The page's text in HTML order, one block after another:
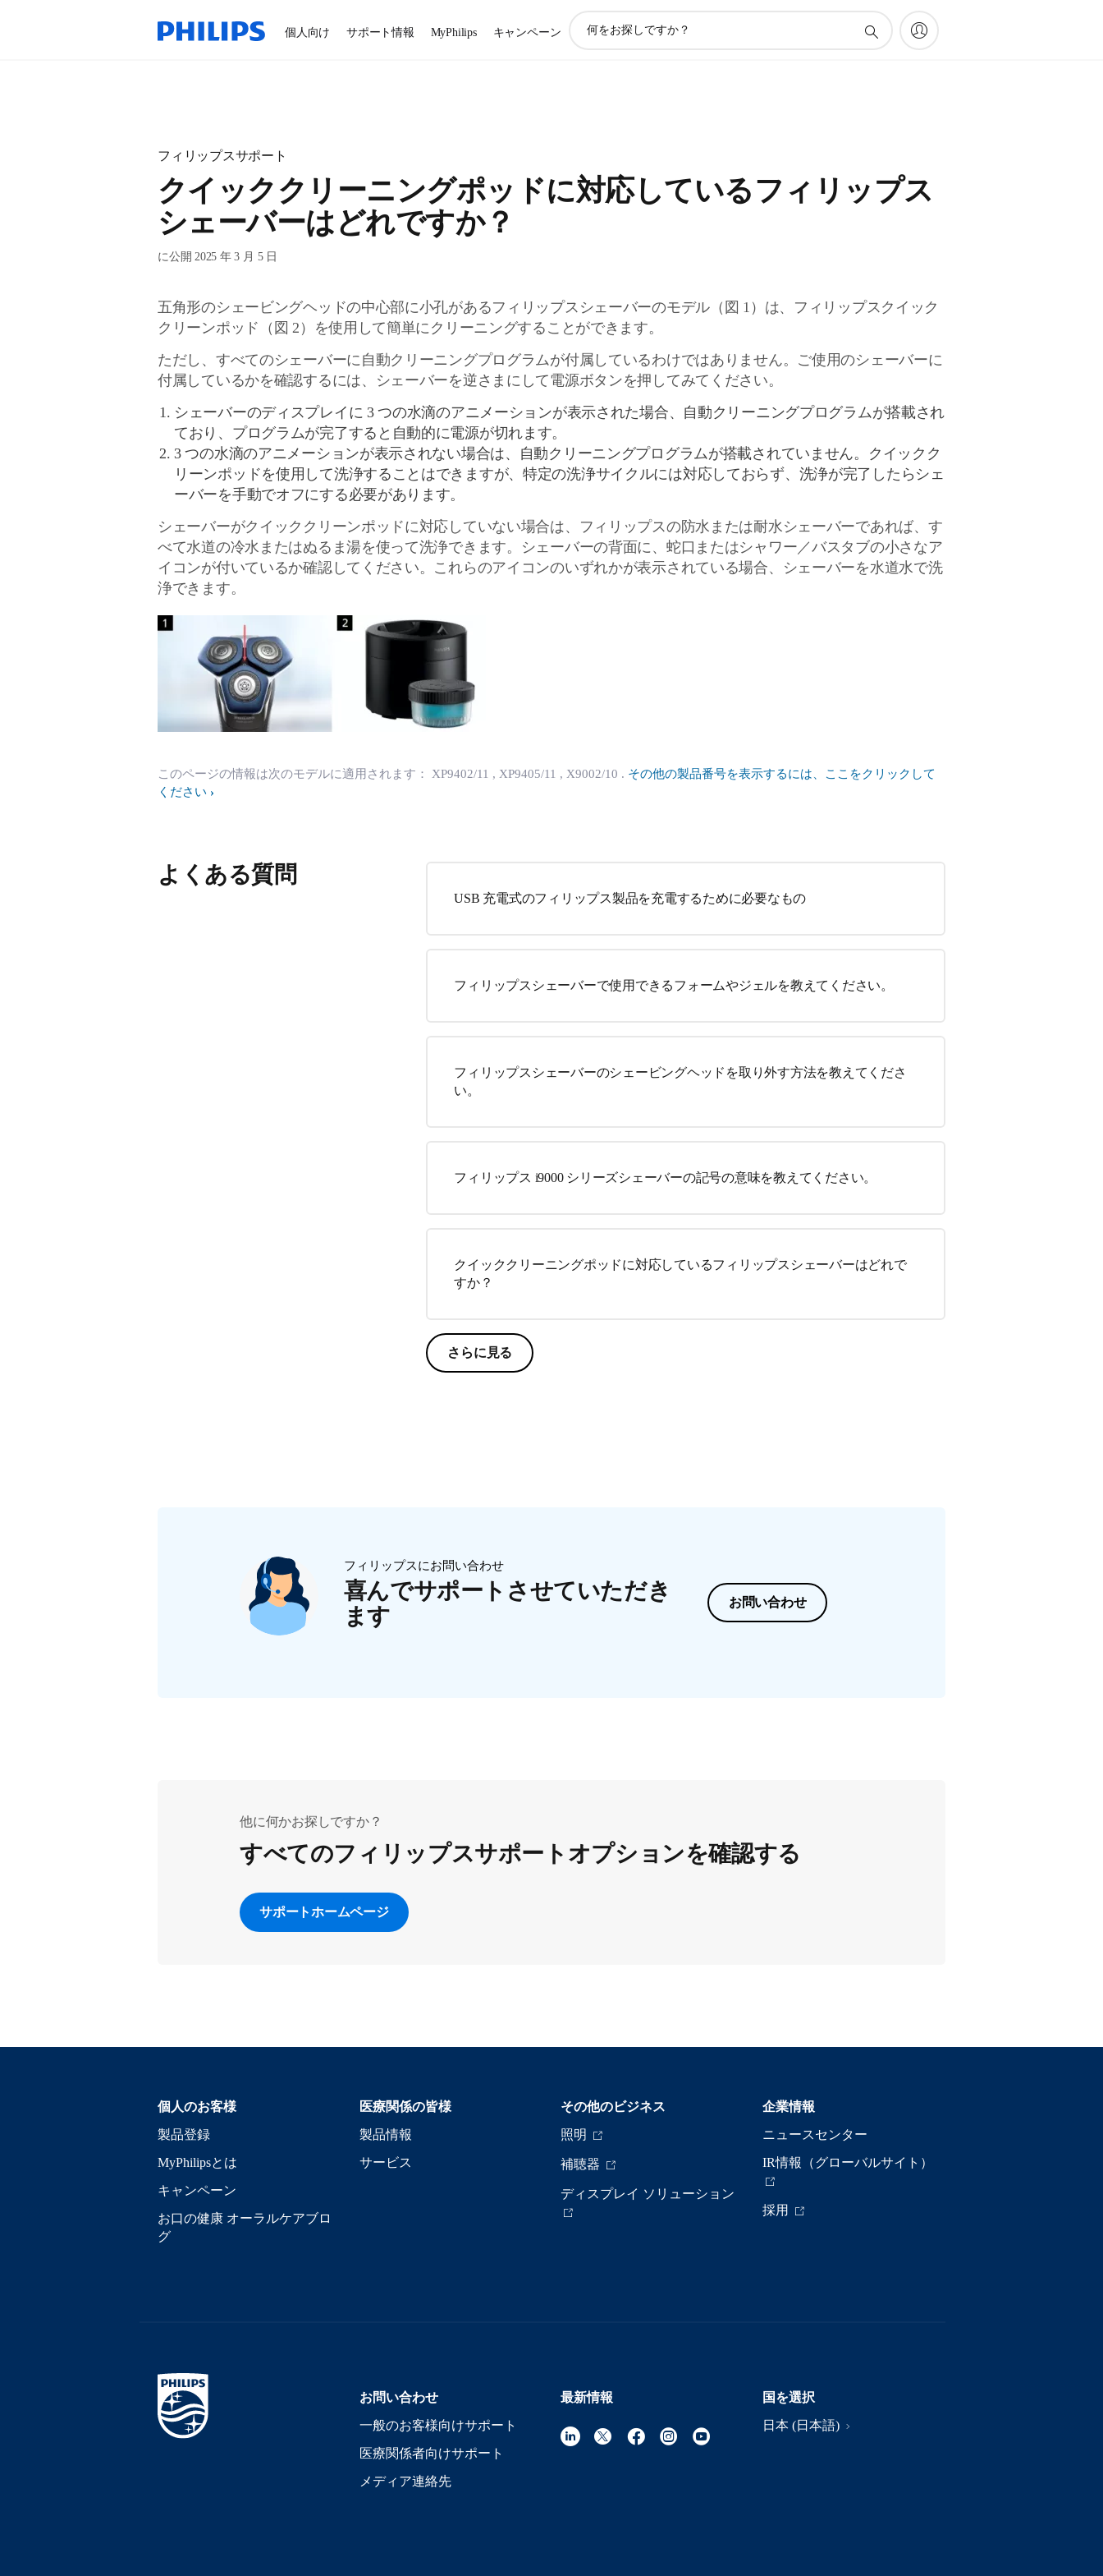
個人向け サポート情報 MyPhilips キャンペーン
索
フィリップスサポート
クイッククリーニングポッドに対応しているフィリップス
シェーバーはどれですか？
に公開 2025 年 3 月 5 日
五角形のシェービングヘッドの中心部に小孔があるフィリップスシェーバーのモデル（図 1）は、フィリップスクイック
クリーンポッド（図 2）を使用して簡単にクリーニングすることができます。
ただし、すべてのシェーバーに自動クリーニングプログラムが付属しているわけではありません。ご使用のシェーバーに
付属しているかを確認するには、シェーバーを逆さまにして電源ボタンを押してみてください。
シェーバーのディスプレイに 3 つの水滴のアニメーションが表示された場合、自動クリーニングプログラムが搭載され
ており、プログラムが完了すると自動的に電源が切れます。
3 つの水滴のアニメーションが表示されない場合は、自動クリーニングプログラムが搭載されていません。クイックク
リーンポッドを使用して洗浄することはできますが、特定の洗浄サイクルには対応しておらず、洗浄が完了したらシェ
ーバーを手動でオフにする必要があります。
シェーバーがクイッククリーンポッドに対応していない場合は、フィリップスの防水または耐水シェーバーであれば、す
べて水道の冷水またはぬるま湯を使って洗浄できます。シェーバーの背面に、蛇口またはシャワー／バスタブの小さなア
イコンが付いているか確認してください。これらのアイコンのいずれかが表示されている場合、シェーバーを水道水で洗
浄できます。
このページの情報は次のモデルに適用されます： XP9402/11 , XP9405/11 , X9002/10 . その他の製品番号を表示するには、ここをクリックして
ください
よくある質問
USB 充電式のフィリップス製品を充電するために必要なもの
フィリップスシェーバーで使用できるフォームやジェルを教えてください。
フィリップスシェーバーのシェービングヘッドを取り外す方法を教えてくださ
い。
フィリップス i9000 シリーズシェーバーの記号の意味を教えてください。
クイッククリーニングポッドに対応しているフィリップスシェーバーはどれで
すか？
さらに見る
フィリップスにお問い合わせ
喜んでサポートさせていただき
ます
お問い合わせ
他に何かお探しですか？
すべてのフィリップスサポートオプションを確認する
サポートホームページ
個人のお客様
製品登録
MyPhilipsとは
キャンペーン
お口の健康 オーラルケアブロ
グ
医療関係の皆様
製品情報
サービス
その他のビジネス
照明
補聴器
ディスプレイ ソリューション
企業情報
ニュースセンター
IR情報（グローバルサイト）
採用
お問い合わせ
一般のお客様向けサポート
医療関係者向けサポート
メディア連絡先
最新情報
国を選択
日本 (日本語)